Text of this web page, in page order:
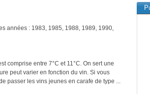
années : 1983, 1985, 1988, 1989, 1990,
comprise entre 7°C et 11°C. On sert une
peut varier en fonction du vin. Si vous
passer les vins jeunes en carafe de type ...